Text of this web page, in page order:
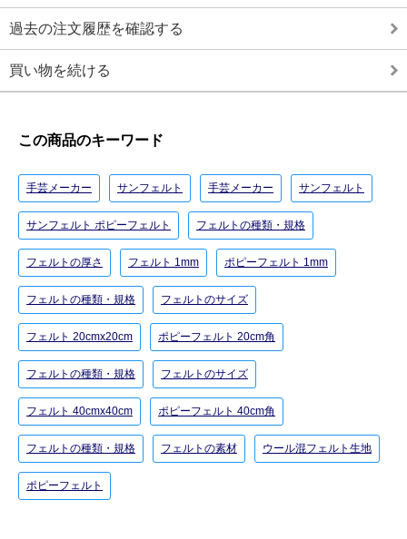
過去の注文履歴を確認する
買い物を続ける
この商品のキーワード
手芸メーカー サンフェルト 手芸メーカー サンフェルト
サンフェルト ポピーフェルト フェルトの種類・規格
フェルトの厚さ フェルト 1mm ポピーフェルト 1mm
フェルトの種類・規格 フェルトのサイズ
フェルト 20cmx20cm ポピーフェルト 20cm角
フェルトの種類・規格 フェルトのサイズ
フェルト 40cmx40cm ポピーフェルト 40cm角
フェルトの種類・規格 フェルトの素材 ウール混フェルト生地
ポピーフェルト